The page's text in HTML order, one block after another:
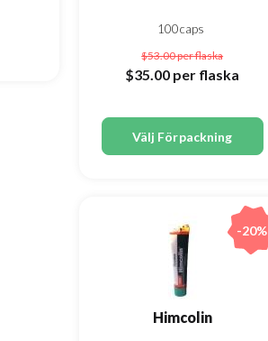
100caps
$53.00per flaska
$35.00 per flaska
Välj Förpackning
Himcolin
-20%